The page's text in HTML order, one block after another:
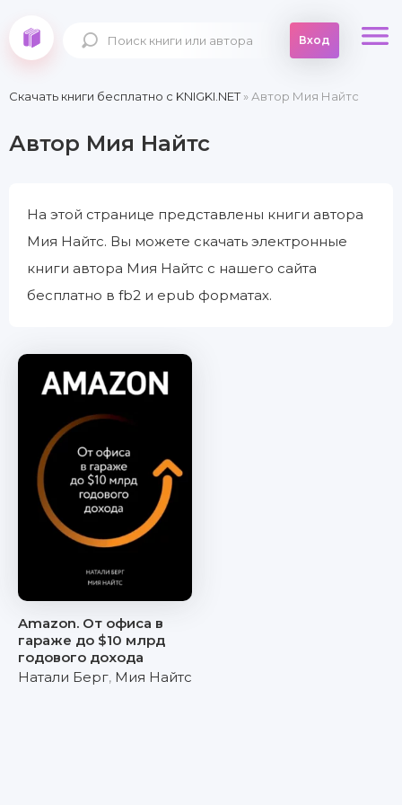
Вход
Скачать книги бесплатно c KNIGKI.NET» Автор Мия Найтс
Автор Мия Найтс
На этой странице представлены книги автора
Мия Найтс. Вы можете скачать электронные
книги автора Мия Найтс с нашего сайта
бесплатно в fb2 и epub форматах.
Amazon. От офиса в
гараже до $10 млрд
годового дохода
Натали Берг, Мия Найтс